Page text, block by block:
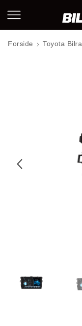
Forside Toyota